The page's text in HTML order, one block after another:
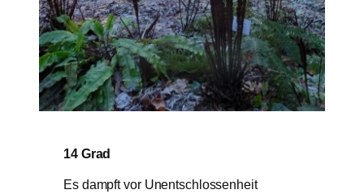
14 Grad
Es dampft vor Unentschlossenheit